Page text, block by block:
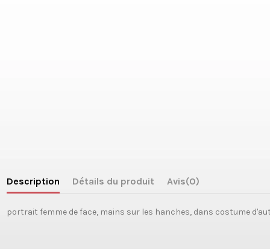
Description Détails du produit Avis(0)
portrait femme de face, mains sur les hanches, dans costume